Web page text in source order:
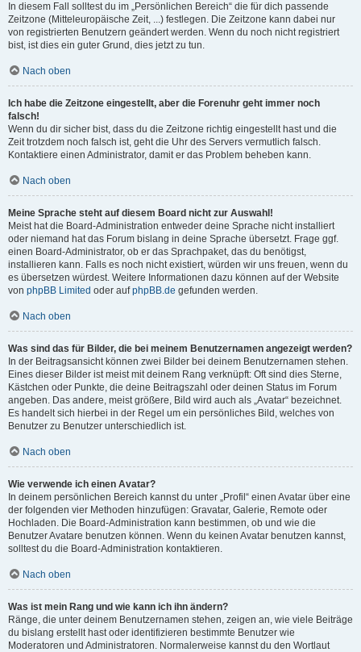
In diesem Fall solltest du im „Persönlichen Bereich“ die für dich passende
Zeitzone (Mitteleuropäische Zeit, ...) festlegen. Die Zeitzone kann dabei nur
von registrierten Benutzern geändert werden. Wenn du noch nicht registriert
bist, ist dies ein guter Grund, dies jetzt zu tun.
Nach oben
Ich habe die Zeitzone eingestellt, aber die Forenuhr geht immer noch
falsch!
Wenn du dir sicher bist, dass du die Zeitzone richtig eingestellt hast und die
Zeit trotzdem noch falsch ist, geht die Uhr des Servers vermutlich falsch.
Kontaktiere einen Administrator, damit er das Problem beheben kann.
Nach oben
Meine Sprache steht auf diesem Board nicht zur Auswahl!
Meist hat die Board-Administration entweder deine Sprache nicht installiert
oder niemand hat das Forum bislang in deine Sprache übersetzt. Frage ggf.
einen Board-Administrator, ob er das Sprachpaket, das du benötigst,
installieren kann. Falls es noch nicht existiert, würden wir uns freuen, wenn du
es übersetzen würdest. Weitere Informationen dazu können auf der Website
von phpBB Limited oder aufphpBB.de gefunden werden.
Nach oben
Was sind das für Bilder, die bei meinem Benutzernamen angezeigt werden?
In der Beitragsansicht können zwei Bilder bei deinem Benutzernamen stehen.
Eines dieser Bilder ist meist mit deinem Rang verknüpft: Oft sind dies Sterne,
Kästchen oder Punkte, die deine Beitragszahl oder deinen Status im Forum
angeben. Das andere, meist größere, Bild wird auch als „Avatar“ bezeichnet.
Es handelt sich hierbei in der Regel um ein persönliches Bild, welches von
Benutzer zu Benutzer unterschiedlich ist.
Nach oben
Wie verwende ich einen Avatar?
In deinem persönlichen Bereich kannst du unter „Profil“ einen Avatar über eine
der folgenden vier Methoden hinzufügen: Gravatar, Galerie, Remote oder
Hochladen. Die Board-Administration kann bestimmen, ob und wie die
Benutzer Avatare benutzen können. Wenn du keinen Avatar benutzen kannst,
solltest du die Board-Administration kontaktieren.
Nach oben
Was ist mein Rang und wie kann ich ihn ändern?
Ränge, die unter deinem Benutzernamen stehen, zeigen an, wie viele Beiträge
du bislang erstellt hast oder identifizieren bestimmte Benutzer wie
Moderatoren und Administratoren. Normalerweise kannst du den Wortlaut